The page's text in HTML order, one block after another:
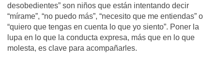
desobedientes” son niños que están intentando decir
“mírame”, “no puedo más”, “necesito que me entiendas” o
“quiero que tengas en cuenta lo que yo siento”. Poner la
lupa en lo que la conducta expresa, más que en lo que
molesta, es clave para acompañarles.